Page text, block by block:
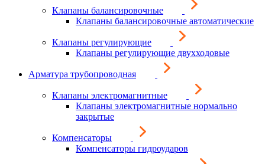
Клапаны балансировочные
Клапаны балансировочные автоматические
Клапаны регулирующие
Клапаны регулирующие двухходовые
Арматура трубопроводная
Клапаны электромагнитные
Клапаны электромагнитные нормально
закрытые
Компенсаторы
Компенсаторы гидроударов